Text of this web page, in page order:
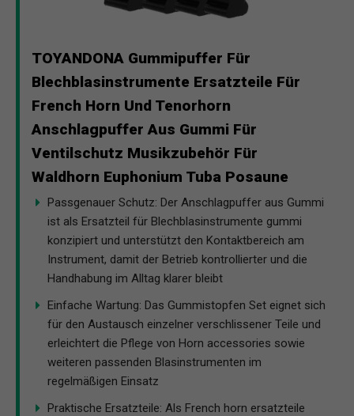
TOYANDONA Gummipuffer Für
Blechblasinstrumente Ersatzteile Für
French Horn Und Tenorhorn
Anschlagpuffer Aus Gummi Für
Ventilschutz Musikzubehör Für
Waldhorn Euphonium Tuba Posaune
Passgenauer Schutz: Der Anschlagpuffer aus Gummi
ist als Ersatzteil für Blechblasinstrumente gummi
konzipiert und unterstützt den Kontaktbereich am
Instrument, damit der Betrieb kontrollierter und die
Handhabung im Alltag klarer bleibt
Einfache Wartung: Das Gummistopfen Set eignet sich
für den Austausch einzelner verschlissener Teile und
erleichtert die Pflege von Horn accessories sowie
weiteren passenden Blasinstrumenten im
regelmäßigen Einsatz
Praktische Ersatzteile: Als French horn ersatzteile